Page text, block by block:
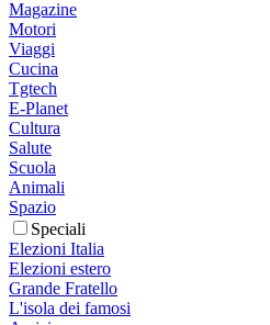
Magazine
Motori
Viaggi
Cucina
Tgtech
E-Planet
Cultura
Salute
Scuola
Animali
Spazio
Speciali
Elezioni Italia
Elezioni estero
Grande Fratello
L'isola dei famosi